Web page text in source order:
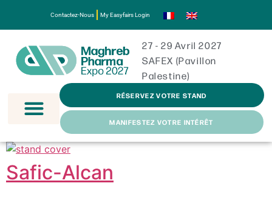
Contactez-Nous My Easyfairs Login
27 - 29 Avril 2027
SAFEX (Pavillon
Palestine)
RÉSERVEZ VOTRE STAND
MANIFESTEZ VOTRE INTÉRÊT
Safic-Alcan